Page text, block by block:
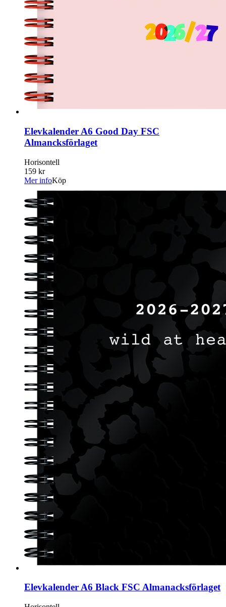
Elevkalender A6 Good Day FSC
Almancksförlaget
Horisontell
159 kr
Mer infoKöp
Elevkalender A6 Black FSC Almanacksförlaget